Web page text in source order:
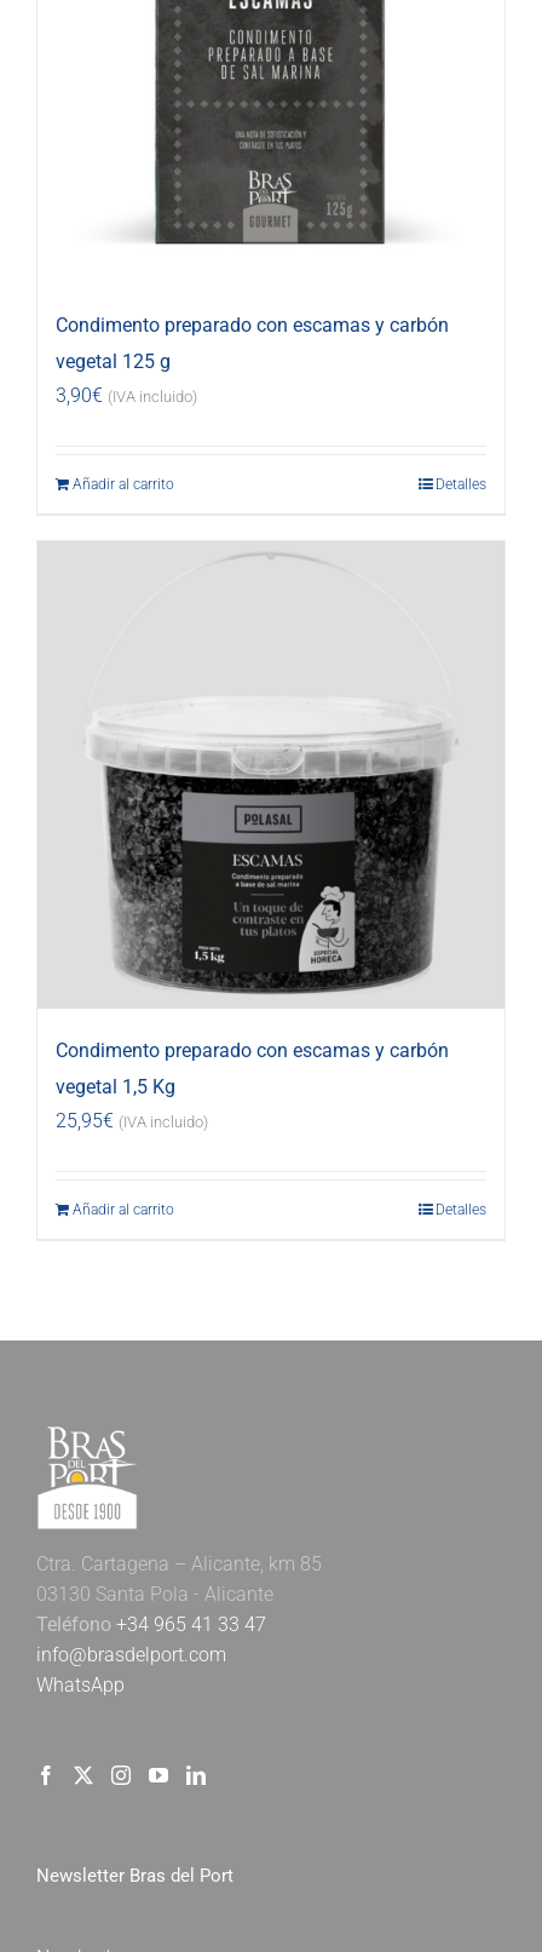
Condimento preparado con escamas y carbón
vegetal 125 g
3,90€ (IVA incluido)
Añadir al carrito Detalles
Condimento preparado con escamas y carbón
vegetal 1,5 Kg
25,95€ (IVA incluido)
Añadir al carrito Detalles
Ctra. Cartagena – Alicante, km 85
03130 Santa Pola - Alicante
Teléfono +34 965 41 33 47
info@brasdelport.com
WhatsApp
Newsletter Bras del Port